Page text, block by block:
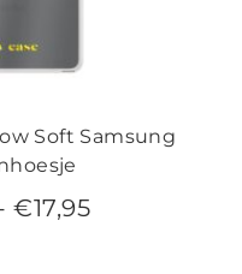
Soft Samsung
€17,95